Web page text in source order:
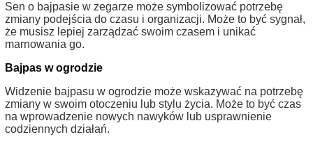
Sen o bajpasie w zegarze może symbolizować potrzebę
zmiany podejścia do czasu i organizacji. Może to być sygnał,
że musisz lepiej zarządzać swoim czasem i unikać
marnowania go.
Bajpas w ogrodzie
Widzenie bajpasu w ogrodzie może wskazywać na potrzebę
zmiany w swoim otoczeniu lub stylu życia. Może to być czas
na wprowadzenie nowych nawyków lub usprawnienie
codziennych działań.